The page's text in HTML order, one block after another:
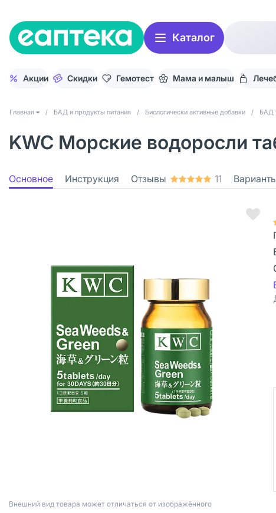
Каталог
Акции Скидки Гемотест Мама и малыш
Главная / БАД и продукты питания / Биологически активные добавки / БАД
KWC Морские водоросли
Основное Инструкция Отзывы 11
Bнешний вид товара может отличаться от изображённого